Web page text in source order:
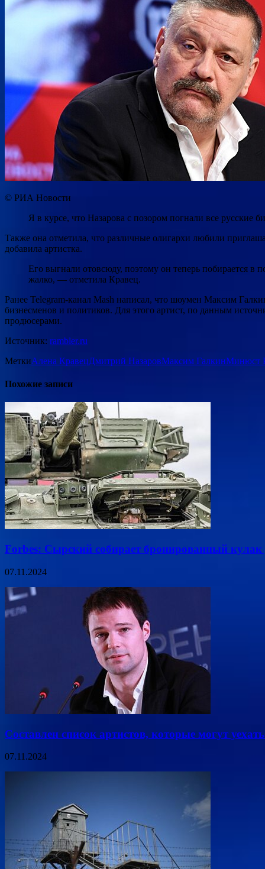
© РИА Новости
Я в курсе, что Назарова с позором погнали все
Также она отметила, что различные олигархи любили
добавила артистка.
Его выгнали отовсюду, поэтому он теперь побирается в
жалко, — отметила Кравец.
Ранее Telegram-канал Mash написал, что шоумен Максим
бизнесменов и политиков. Для этого артист, по данным
продюсерами.
Источник: rambler.ru
МеткиАлена КравецДмитрий НазаровМаксим ГалкинМинюст
Похожие записи
Forbes: Сырский собирает бронированный
07.11.2024
Составлен список артистов, которые могут
07.11.2024